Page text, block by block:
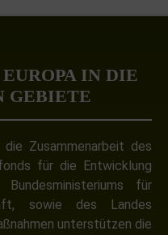
IN DIE
GEBIETE
Zusammenarbeit des
für die Entwicklung
für
sowie des Landes
unterstützen die